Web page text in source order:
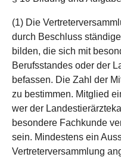
(1) Die
durch Beschluss
bilden, die sich mit
Berufsstandes oder der
befassen. Die Zahl der
zu bestimmen. Mitglied
wer der
besondere Fachkunde
sein. Mindestens ein
Vertreterversammlung